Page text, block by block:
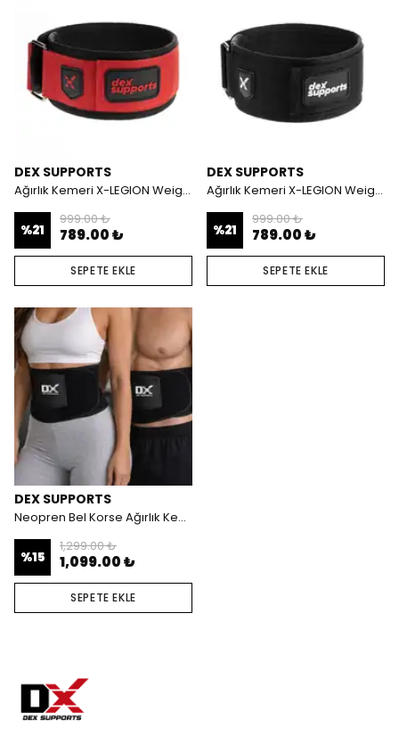
DEX SUPPORTS
Ağırlık Kemeri X-LEGION Weightlifting Belt
%21
999.00 ₺
789.00 ₺
SEPETE EKLE
DEX SUPPORTS
Ağırlık Kemeri X-LEGION Weightlifting Belt
%21
999.00 ₺
789.00 ₺
SEPETE EKLE
DEX SUPPORTS
Neopren Bel Korse Ağırlık Kemeri (105x23 cm)
%15
1,299.00 ₺
1,099.00 ₺
SEPETE EKLE